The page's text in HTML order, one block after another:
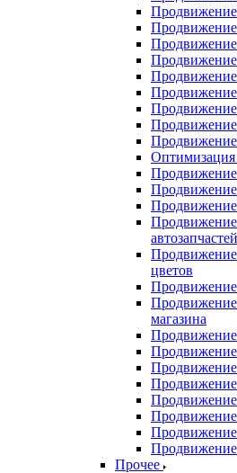
Продвижение
Продвижение
Продвижение
Оптимизация
Продвижение
Продвижение
Продвижение
автозапчастей
Продвижение
цветов
Продвижение
магазина
Продвижение
Продвижение
Продвижение
Продвижение
Продвижение
Прочее